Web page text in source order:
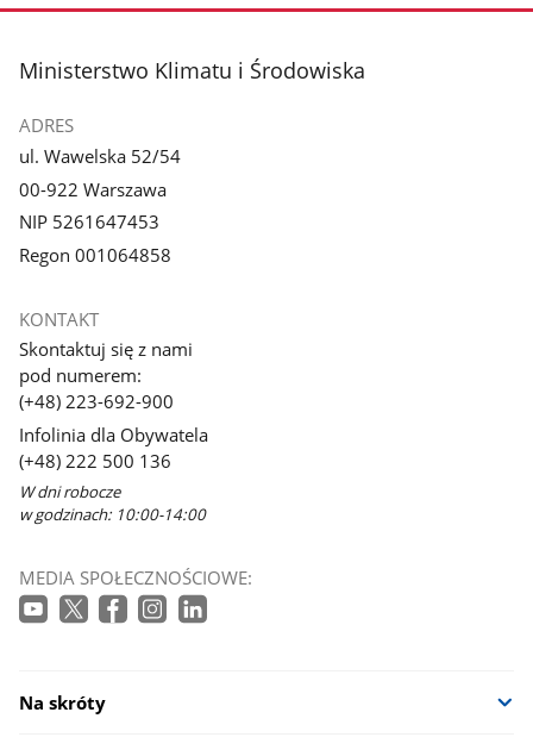
stopka
Ministerstwo Klimatu i Środowiska
ADRES
ul. Wawelska 52/54
00-922 Warszawa
NIP 5261647453
Regon 001064858
KONTAKT
Skontaktuj się z nami
pod numerem:
(+48) 223-692-900
Infolinia dla Obywatela
(+48) 222 500 136
W dni robocze
w godzinach: 10:00-14:00
MEDIA SPOŁECZNOŚCIOWE:
Na skróty